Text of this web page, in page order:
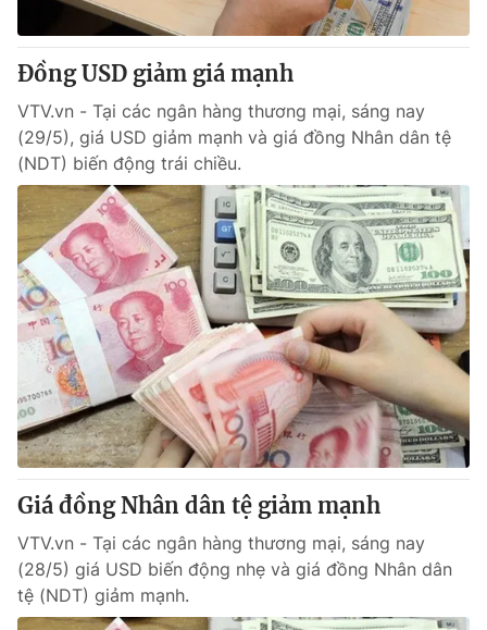
Đồng USD giảm giá mạnh
VTV.vn - Tại các ngân hàng thương mại, sáng nay
(29/5), giá USD giảm mạnh và giá đồng Nhân dân tệ
(NDT) biến động trái chiều.
Giá đồng Nhân dân tệ giảm mạnh
VTV.vn - Tại các ngân hàng thương mại, sáng nay
(28/5) giá USD biến động nhẹ và giá đồng Nhân dân
tệ (NDT) giảm mạnh.